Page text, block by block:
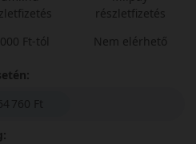
Ft-tól
részletfizetés
Nem elérhető
760 Ft